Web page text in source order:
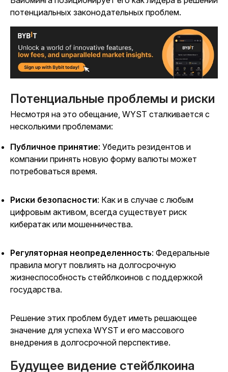
потенциальных законодательных проблем.
Потенциальные проблемы и риски
Несмотря на это обещание, WYST сталкивается с
несколькими проблемами:
Публичное принятие: Убедить резидентов и
компании принять новую форму валюты может
потребоваться время.
Риски безопасности: Как и в случае с любым
цифровым активом, всегда существует риск
кибератак или мошенничества.
Регуляторная неопределенность: Федеральные
правила могут повлиять на долгосрочную
жизнеспособность стейблкоинов с поддержкой
государства.
Решение этих проблем будет иметь решающее
значение для успеха WYST и его массового
внедрения в долгосрочной перспективе.
Будущее видение стейблкоина